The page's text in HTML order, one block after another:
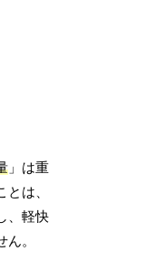
」は重
とは、
、軽快
。